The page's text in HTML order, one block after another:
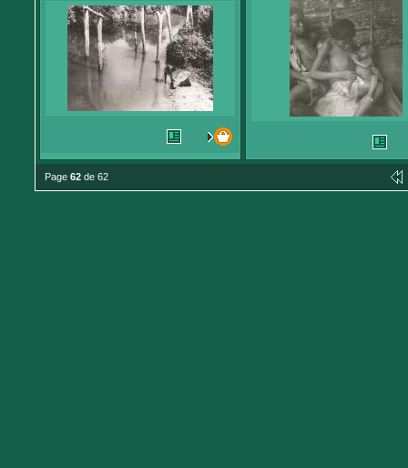
Page 62 de 62